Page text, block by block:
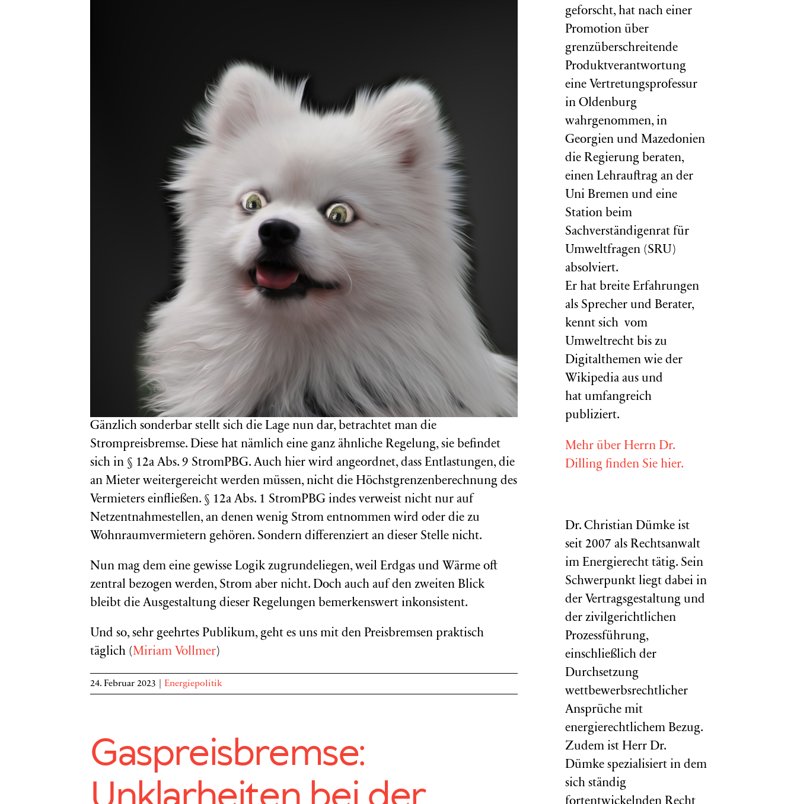
Gänzlich sonderbar stellt sich die Lage nun dar, betrachtet man die
Strompreisbremse. Diese hat nämlich eine ganz ähnliche Regelung, sie befindet
sich in § 12a Abs. 9 StromPBG. Auch hier wird angeordnet, dass Entlastungen, die
an Mieter weitergereicht werden müssen, nicht die Höchstgrenzenberechnung des
Vermieters einfließen. § 12a Abs. 1 StromPBG indes verweist nicht nur auf
Netzentnahmestellen, an denen wenig Strom entnommen wird oder die zu
Wohnraumvermietern gehören. Sondern differenziert an dieser Stelle nicht.
Nun mag dem eine gewisse Logik zugrundeliegen, weil Erdgas und Wärme oft
zentral bezogen werden, Strom aber nicht. Doch auch auf den zweiten Blick
bleibt die Ausgestaltung dieser Regelungen bemerkenswert inkonsistent.
Und so, sehr geehrtes Publikum, geht es uns mit den Preisbremsen praktisch
täglich (Miriam Vollmer)
24. Februar 2023 Energiepolitik
Gaspreisbremse:
geforscht, hat nach einer
Promotion über
grenzüberschreitende
Produktverantwortung
eine Vertretungsprofessur
in Oldenburg
wahrgenommen, in
Georgien und Mazedonien
die Regierung beraten,
einen Lehrauftrag an der
Uni Bremen und eine
Station beim
Sachverständigenrat für
Umweltfragen (SRU )
absolviert.
Er hat breite Erfahrungen
als Sprecher und Berater,
kennt sich vom
Umweltrecht bis zu
Digitalthemen wie der
Wikipedia aus und
hat umfangreich
publiziert.
Mehr über Herrn Dr.
Dilling finden Sie hier.
Dr. Christian Dümke ist
seit 2007 als Rechtsanwalt
im Energierecht tätig. Sein
Schwerpunkt liegt dabei in
der Vertragsgestaltung und
der zivilgerichtlichen
Prozessführung,
einschließlich der
Durchsetzung
wettbewerbsrechtlicher
Ansprüche mit
energierechtlichem Bezug.
Zudem ist Herr Dr.
Dümke spezialisiert in dem
sich ständig